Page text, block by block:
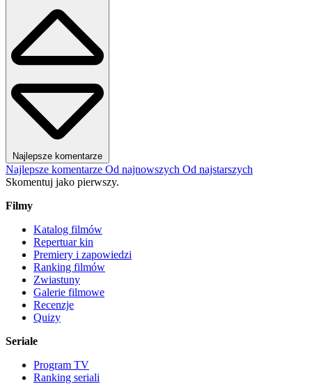
Najlepsze komentarze
Najlepsze komentarze Od najnowszych Od najstarszych
Skomentuj jako pierwszy.
Filmy
Katalog filmów
Repertuar kin
Premiery i zapowiedzi
Ranking filmów
Zwiastuny
Galerie filmowe
Recenzje
Quizy
Seriale
Program TV
Ranking seriali